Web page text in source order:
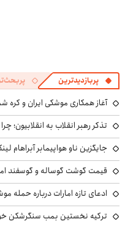
پربازدیدترین
آغاز همکاری موشکی ایران و کره
تذکر رهبر انقلاب به انقلابیون؛
جایگزین ناو هواپیمابر آبراهام
قیمت گوشت گوساله و گوسفند امروز شنبه ۱۷
ادعای تازه امارات درباره حمله
ترکیه نخستین بمب سنگرشکن خود